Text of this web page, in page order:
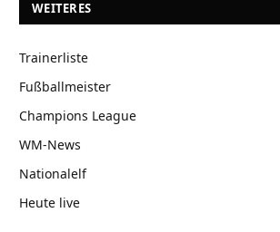
WEITERES
Trainerliste
Fußballmeister
Champions League
WM-News
Nationalelf
Heute live